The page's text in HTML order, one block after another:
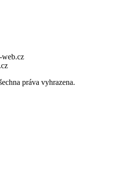
web.cz
práva vyhrazena.